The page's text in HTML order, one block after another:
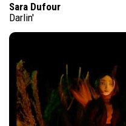
Sara Dufour
Darlin'